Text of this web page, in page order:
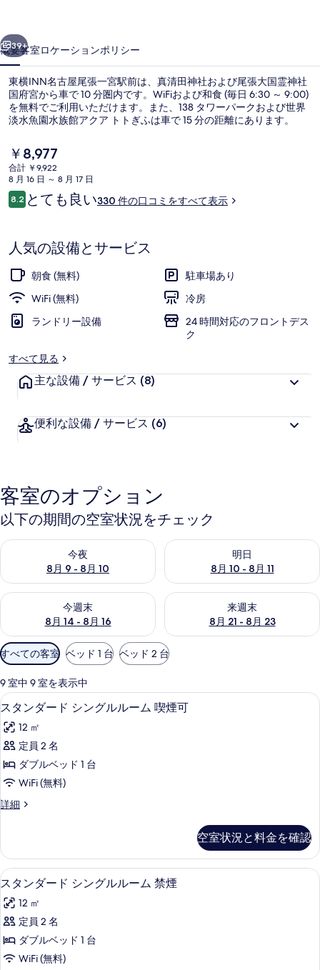
張
一
宮
駅
の
写
真
ャ
ラ
リ
ー
外観
39+
概要客室ロケーションポリシー
東横INN名古屋尾張一宮駅前は、真清田神社および尾張大国霊神社
国府宮から車で 10 分圏内です。WiFiおよび和食 (毎日 6:30 ～ 9:00)
を無料でご利用いただけます。また、138 タワーパークおよび世界
淡水魚園水族館アクア トトぎふは車で 15 分の距離にあります。
現
在
の
料
金
で
す
￥8,977
合計 ￥9,922
8 月 16 日 ～ 8 月 17 日
口
コ
8.210段階中8.2
とても良い330 件の口コミをすべて表示
人気の設備とサービス
朝食 (無料)
駐車場あり
WiFi (無料)
冷房
ランドリー設備
24 時間対応のフロントデス
ク
すべて見る
主な設備 / サービス (8)
便利な設備 / サービス (6)
客室のオプション
以下の期間の空室状況をチェック
今夜
8月 9 - 8月 10
今夜 8月 9 - 8月 10 の空室状況をチェック
明日
8月 10 - 8月 11
明日 8月 10 - 8月 11 の空室状
今週末
8月 14 - 8月 16
今週末 8月 14 - 8月 16 の空室状況をチェック
来週末
8月 21 - 8月 23
来週末 8月 21 - 8月 23 の空室
利
用
可
能
な
客
室
の
り
込
件
すべての客室 ベッド 1 台 ベッド 2 台
9 室中 9 室を表示中
ス
タ
ン
ダ
ー
シ
グ
ル
ル
ー
ム
喫
煙
羽毛の掛け布団、デスク、ノートパ
13
スタンダード シングルルーム 喫煙可
12 ㎡
定員 2 名
ダブルベッド 1 台
WiFi (無料)
詳細
ス
ー
ド
シ
グ
ル
ー
ム
空室状況と料金を確認
ス
タ
ン
ダ
ー
羽毛の掛け布団、デスク、ノートパ
13
スタンダード シングルルーム 禁煙
12 ㎡
定員 2 名
ダブルベッド 1 台
WiFi (無料)